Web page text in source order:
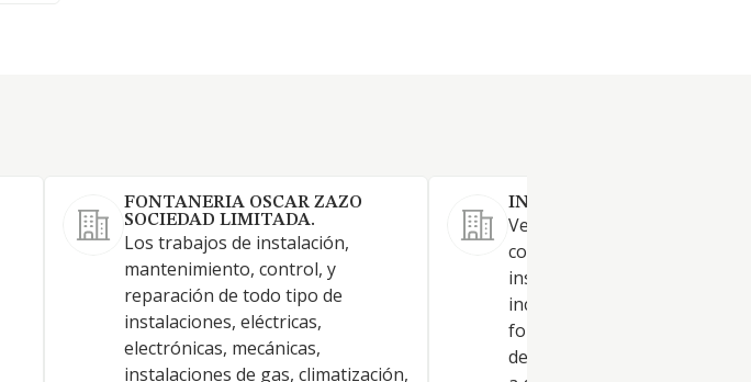
FONTANERIA OSCAR ZAZO
SOCIEDAD LIMITADA.
Los trabajos de instalación,
mantenimiento, control, y
reparación de todo tipo de
instalaciones, eléctricas,
electrónicas, mecánicas,
instalaciones de gas, climatización,
INMCALSA 2021 SL.
Venta menor de materiales
construcción. Construcción,
instalación y mantenimiento,
incluidas instalaciones de
fontanería, electricidad,
de aire acondicionado,